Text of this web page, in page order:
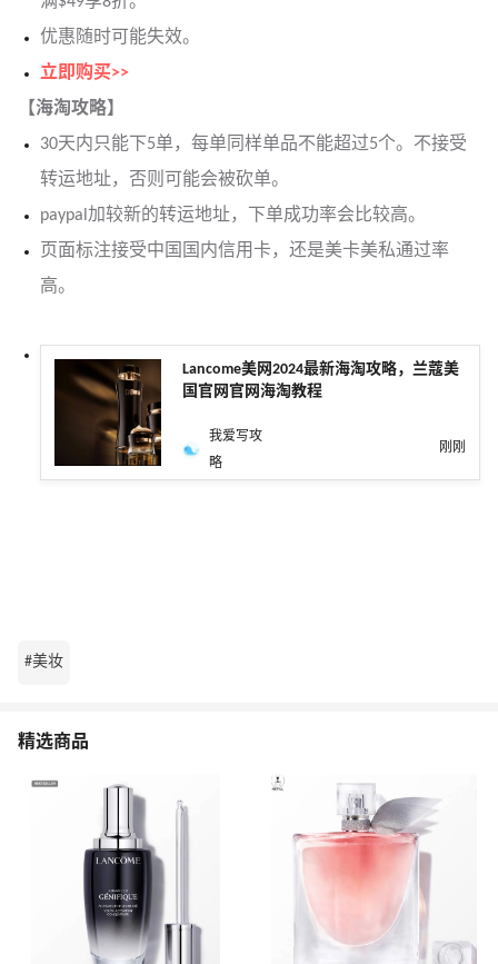
优惠随时可能失效。
立即购买>>
【海淘攻略】
30天内只能下5单，每单同样单品不能超过5个。不接受
转运地址，否则可能会被砍单。
paypal加较新的转运地址，下单成功率会比较高。
页面标注接受中国国内信用卡，还是美卡美私通过率
高。
Lancome美网2024最新海淘攻略，兰蔻美
国官网官网海淘教程
我爱写攻
略
刚刚
#美妆
精选商品